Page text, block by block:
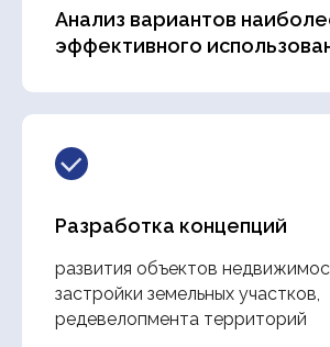
Анализ вариантов
эффективного
Разработка концепций
развития объектов
застройки земельных участков,
редевелопмента территорий